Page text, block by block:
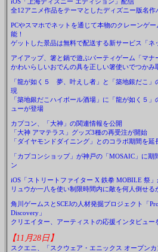
全12アニメ作品をテーマとしたディズニー版名作
PCやスマホでネットを通じて本物のクレーンゲ
能！
ゲットした景品は無料で配送する新サービス「ネ
アイアップ、箸と鍋で遊ぶパーティゲーム「マナ
かわいらしいおでんの具を正しい箸使いでつかみ
「龍が如く５ 夢、叶えし者」と「築地銀だこ」
現
「築地銀だこハイボール酒場」に「龍が如く５」
ューが登場
カプコン、「大神」の関連情報を公開
「大神 アマテラス」グッズ3種の再受注が開始
「ダイヤモンドダイニング」とのコラボ期間を延
「カプコンショップ」が神戸の「MOSAIC」に期
ン
iOS「ストリートファイター X 鉄拳 MOBILE 祭
リュウか一八を使い制限時間内に敵を何人倒せる
角川ゲームスとSCEJの人材発掘プロジェクト「
Discovery」
クリエイター、アーティストの応援インタビュー
【11月28日】
スクエニ、「スクウェア・エニックス オープン